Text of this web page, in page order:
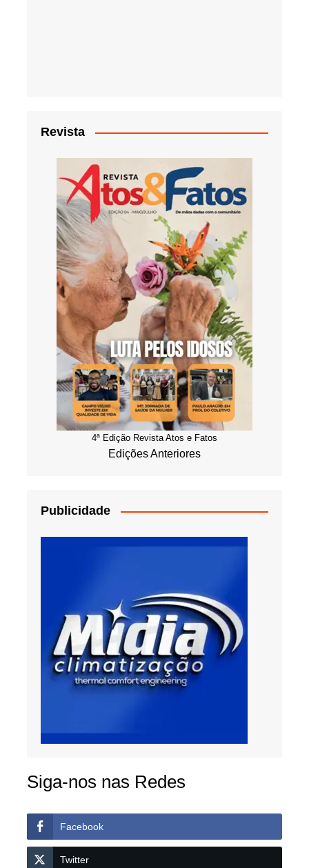
Revista
4ª Edição Revista Atos e Fatos
Edições Anteriores
Publicidade
Siga-nos nas Redes
Facebook
Twitter